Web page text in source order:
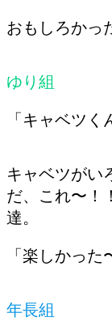
おもしろかっ
ゆり組
「キャベツく
キャベツがい
だ、これ〜！
達。
「楽しかっ
年長組